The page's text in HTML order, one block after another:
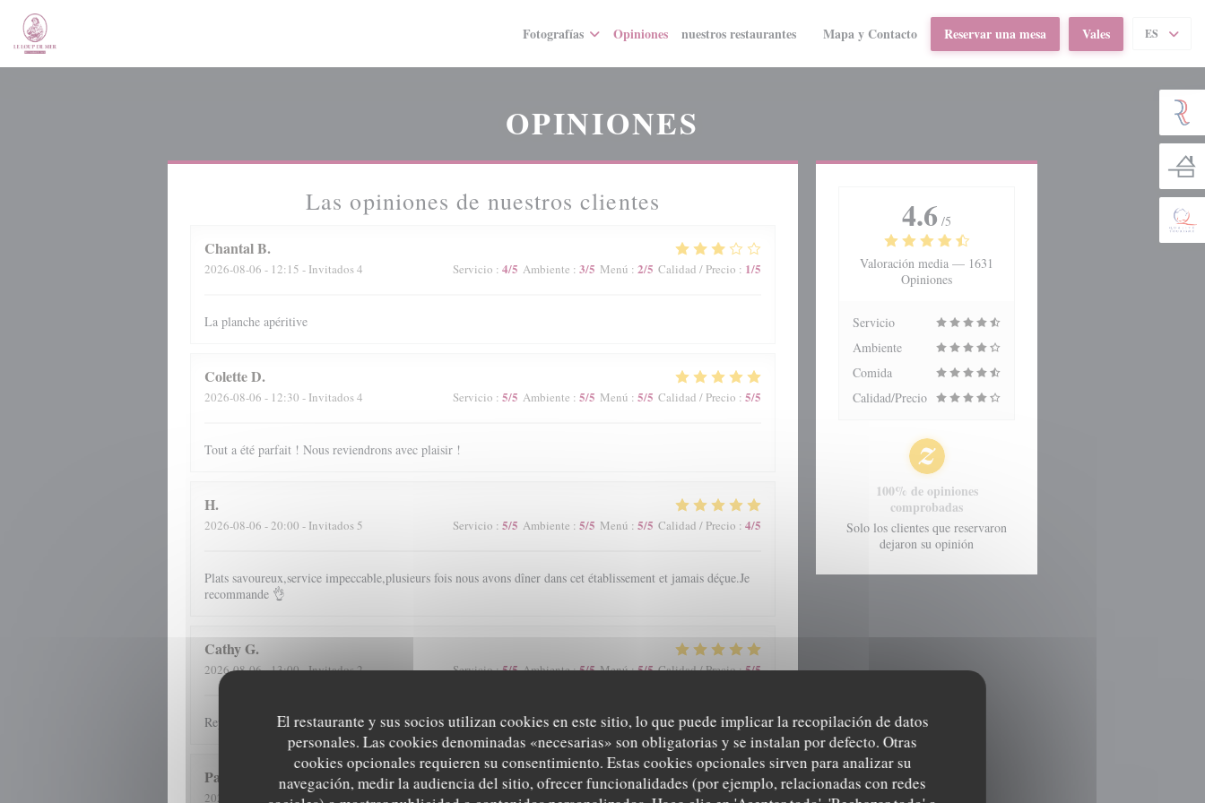
El restaurante y sus socios utilizan cookies en este sitio, lo que puede implicar la recopilación de datos
personales. Las cookies denominadas «necesarias» son obligatorias y se instalan por defecto. Otras
cookies opcionales requieren su consentimiento. Estas cookies opcionales sirven para analizar su
navegación, medir la audiencia del sitio, ofrecer funcionalidades (por ejemplo, relacionadas con redes
Fotografías Opiniones nuestros restaurantes ((abre en una nueva ventana))
Mapa y Contacto Reservar una mesa Vales ES
OPINIONES
Las opiniones de nuestros clientes
ChantalB
2026-08-06 - 12:15 - Invitados 4 Servicio : 4/5 Ambiente : 3/5 Menú : 2/5 Calidad / Precio : 1/5
La planche apéritive
ColetteD
2026-08-06 - 12:30 - Invitados 4 Servicio : 5/5 Ambiente : 5/5 Menú : 5/5 Calidad / Precio : 5/5
Tout a été parfait ! Nous reviendrons avec plaisir !
H
2026-08-06 - 20:00 - Invitados 5 Servicio : 5/5 Ambiente : 5/5 Menú : 5/5 Calidad / Precio : 4/5
Plats savoureux,service impeccable,plusieurs fois nous avons dîner dans cet établissement et jamais déçue.Je
recommande 👌
CathyG
2026-08-06- 13:00 - Invitados 2 Servicio:5/5 Ambiente:5/5 Menú:5/5 Calidad / Precio:5/5
Repas et accueil toujours au top
Patrick
2026-07-31 - 12:30 - Invitados 4 Servicio : Ambiente Menú: /5 Calidad / Precio: /5
4.6 /5
Valoración media — 1631
Opiniones
Servicio
Ambiente
Comida
Calidad/Precio
100% de opiniones
comprobadas
Solo los clientes que reservaron
dejaron su opinión